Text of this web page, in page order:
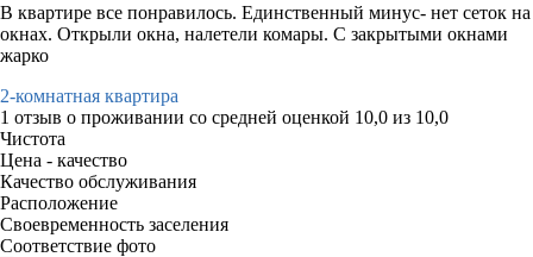
В квартире все понравилось. Единственный минус- нет сеток на
окнах. Открыли окна, налетели комары. С закрытыми окнами
жарко
2-комнатная квартира
1 отзыв о проживании со средней оценкой 10,0 из 10,0
Чистота
Цена - качество
Качество обслуживания
Расположение
Своевременность заселения
Соответствие фото